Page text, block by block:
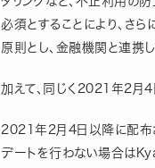
必須とすることにより、さ
原則とし、金融機関と連携
加えて、同じく2021年2月4
2021年2月4日以降に配布
デートを行わない場合は